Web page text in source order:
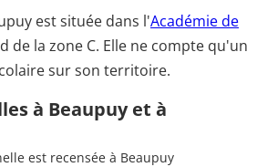
est située dans l'Académie de
de la zone C. Elle ne compte qu'un
sur son territoire.
à Beaupuy et à
est recensée à Beaupuy